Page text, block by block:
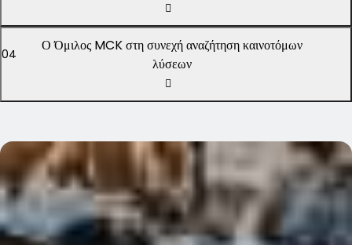
04
Ο Όμιλος MCK στη συνεχή αναζήτηση καινοτόμων
λύσεων